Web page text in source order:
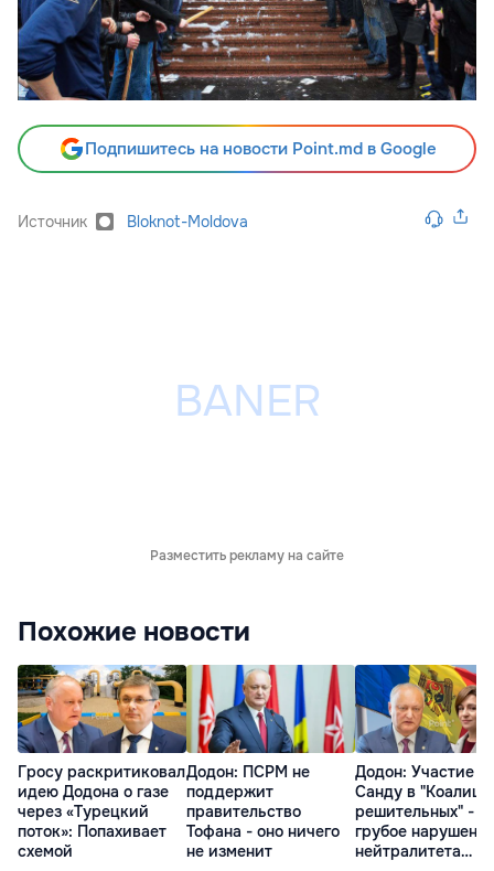
Подпишитесь на новости Point.md в Google
Источник Bloknot-Moldova
Разместить рекламу на сайте
Похожие новости
Гросу раскритиковал
идею Додона о газе
через «Турецкий
поток»: Попахивает
схемой
Додон: ПСРМ не
поддержит
правительство
Тофана - оно ничего
не изменит
Додон: Участие
Санду в
решительных" -
грубое
нейтралитета